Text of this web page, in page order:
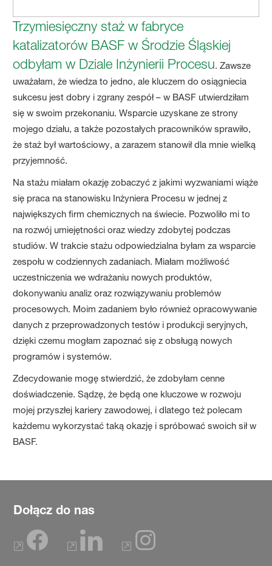
Trzymiesięczny staż w fabryce
katalizatorów BASF w Środzie Śląskiej
odbyłam w Dziale Inżynierii Procesu. Zawsze
uważałam, że wiedza to jedno, ale kluczem do osiągniecia
sukcesu jest dobry i zgrany zespół – w BASF utwierdziłam
się w swoim przekonaniu. Wsparcie uzyskane ze strony
mojego działu, a także pozostałych pracowników sprawiło,
że staż był wartościowy, a zarazem stanowił dla mnie wielką
przyjemność.
Na stażu miałam okazję zobaczyć z jakimi wyzwaniami wiąże
się praca na stanowisku Inżyniera Procesu w jednej z
największych firm chemicznych na świecie. Pozwoliło mi to
na rozwój umiejętności oraz wiedzy zdobytej podczas
studiów. W trakcie stażu odpowiedzialna byłam za wsparcie
zespołu w codziennych zadaniach. Miałam możliwość
uczestniczenia we wdrażaniu nowych produktów,
dokonywaniu analiz oraz rozwiązywaniu problemów
procesowych. Moim zadaniem było również opracowywanie
danych z przeprowadzonych testów i produkcji seryjnych,
dzięki czemu mogłam zapoznać się z obsługą nowych
programów i systemów.
Zdecydowanie mogę stwierdzić, że zdobyłam cenne
doświadczenie. Sądzę, że będą one kluczowe w rozwoju
mojej przyszłej kariery zawodowej, i dlatego też polecam
każdemu wykorzystać taką okazję i spróbować swoich sił w
BASF.
Dołącz do nas